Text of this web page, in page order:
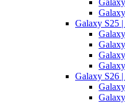
Galaxy S25
Galaxy S26